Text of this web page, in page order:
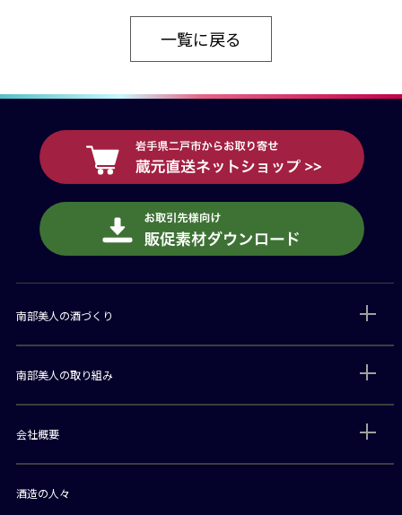
一覧に戻る
南部美人の酒づくり
南部美人の取り組み
会社概要
酒造の人々